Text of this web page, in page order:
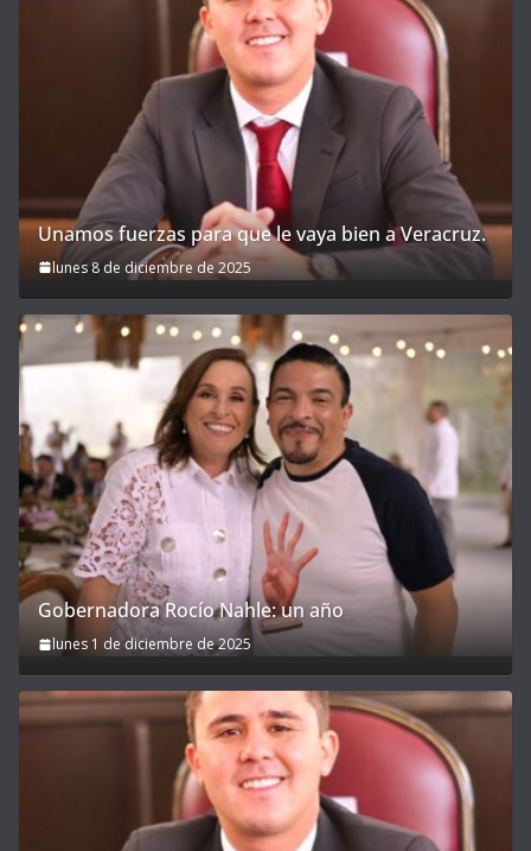
Unamos fuerzas para que le vaya bien a Veracruz.
lunes 8 de diciembre de 2025
Gobernadora Rocío Nahle: un año
lunes 1 de diciembre de 2025